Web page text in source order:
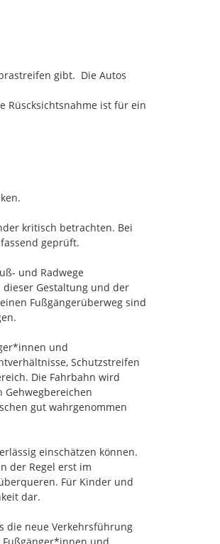
gibt.  Die Autos
Rüscksichtsnahme ist für ein
kritisch betrachten. Bei
geprüft.
und Radwege
Gestaltung und der
Fußgängerüberweg sind
und
Schutzstreifen
Die Fahrbahn wird
Gehwegbereichen
gut wahrgenommen
einschätzen können.
der Regel erst im
Für Kinder und
dar.
die neue Verkehrsführung